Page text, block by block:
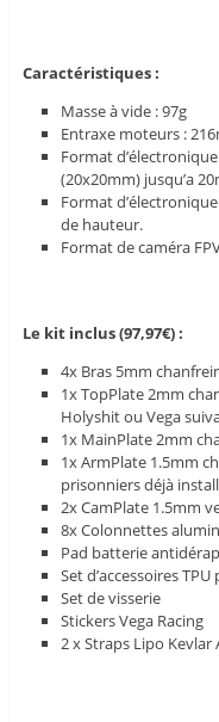
Caractéristiques :
Masse à vide : 97g
Entraxe moteurs :
Format
(20x20mm) jusqu’a
Format
de hauteur.
Format de caméra
Le kit inclus (97,97€) :
4x Bras 5mm
1x TopPlate 2mm
Holyshit ou Vega
1x MainPlate 2mm
1x ArmPlate 1.5mm
prisonniers déjà
2x CamPlate 1.5mm
8x Colonnettes
Pad batterie
Set d’accessoires
Set de visserie
Stickers Vega Racing
2 x Straps Lipo